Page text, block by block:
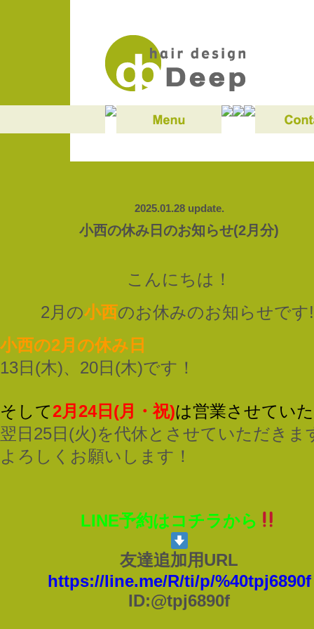
2025.01.28 update.
小西の休み日のお知らせ(2月分)
こんにちは！
2月の小西のお休みのお知らせです
小西の2月の休み日
13日(木)、20日(木)です！
そして2月24日(月・祝)は営業させてい
翌日25日(火)を代休とさせていただきま
よろしくお願いします！
LINE予約はコチラから
友達追加用URL
https://line.me/R/ti/p/%40tpj6890f
ID:@tpj6890f